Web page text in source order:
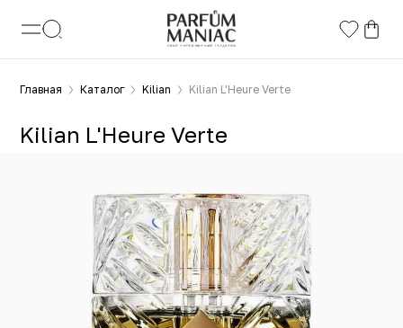
Главная Каталог Kilian Kilian L'Heure Verte
Kilian L'Heure Verte